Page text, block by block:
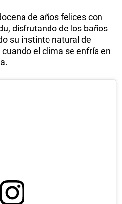
de años felices con
disfrutando de los baños
su instinto natural de
el clima se enfría en